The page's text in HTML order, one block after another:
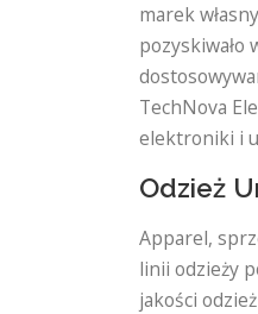
marek
pozyskiwało
TechNova
elektroniki i
Odzież
Apparel,
linii odzieży
jakości